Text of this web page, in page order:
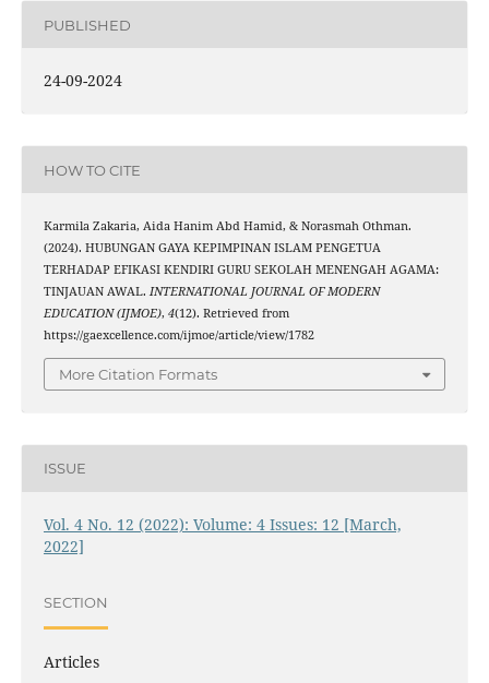
PUBLISHED
24-09-2024
HOW TO CITE
Karmila Zakaria, Aida Hanim Abd Hamid, & Norasmah Othman.
(2024). HUBUNGAN GAYA KEPIMPINAN ISLAM PENGETUA
TERHADAP EFIKASI KENDIRI GURU SEKOLAH MENENGAH AGAMA:
TINJAUAN AWAL. INTERNATIONAL JOURNAL OF MODERN
EDUCATION (IJMOE), 4(12). Retrieved from
https://gaexcellence.com/ijmoe/article/view/1782
More Citation Formats
ISSUE
Vol. 4 No. 12 (2022): Volume: 4 Issues: 12 [March,
2022]
SECTION
Articles